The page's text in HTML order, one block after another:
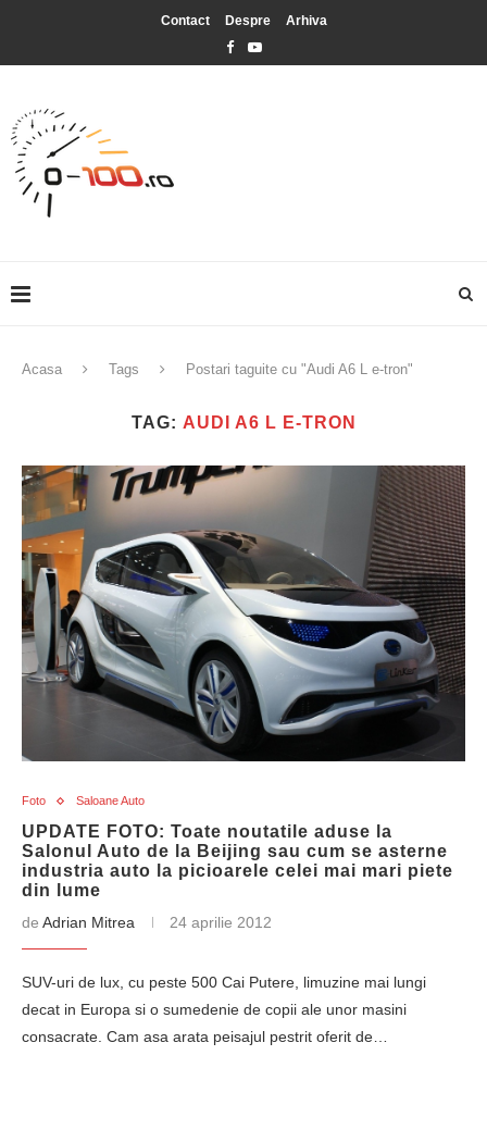
Contact Despre Arhiva
Acasa Tags Postari taguite cu "Audi A6 L e-tron"
TAG: AUDI A6 L E-TRON
Foto Saloane Auto
UPDATE FOTO: Toate noutatile aduse la
Salonul Auto de la Beijing sau cum se asterne
industria auto la picioarele celei mai mari piete
din lume
de Adrian Mitrea 24 aprilie 2012
SUV-uri de lux, cu peste 500 Cai Putere, limuzine mai lungi
decat in Europa si o sumedenie de copii ale unor masini
consacrate. Cam asa arata peisajul pestrit oferit de…